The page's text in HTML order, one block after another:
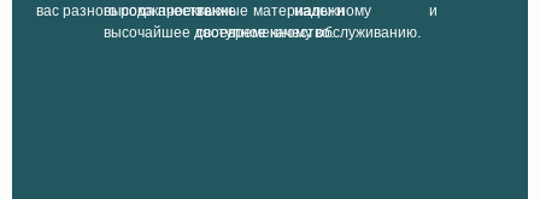
вас разного рода проекты.
высококачественные материалы и
высочайшее доступное качество.
также надежному и
своевременному обслуживанию.